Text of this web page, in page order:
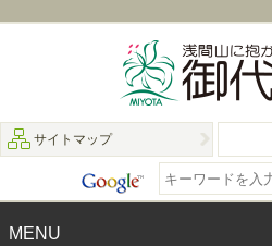
サイトマップ
MENU